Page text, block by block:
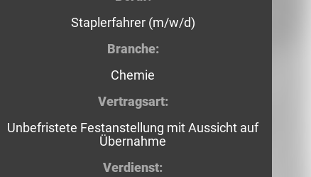
Staplerfahrer (m/w/d)
Branche:
Chemie
Vertragsart:
Unbefristete Festanstellung mit Aussicht auf
Übernahme
Verdienst: